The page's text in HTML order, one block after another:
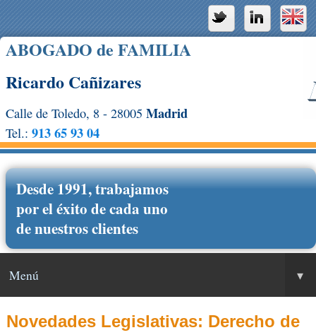
ABOGADO de FAMILIA
Ricardo Cañizares
Calle de Toledo, 8 - 28005 Madrid
Tel.: 913 65 93 04
Desde 1991, trabajamos
por el éxito de cada uno
de nuestros clientes
Menú ▾
Novedades Legislativas: Derecho de